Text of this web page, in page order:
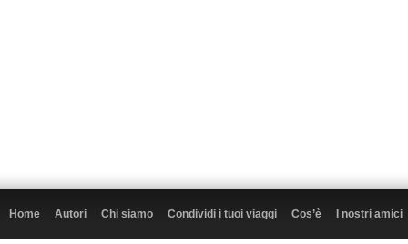
Home Autori Chi siamo Condividi i tuoi viaggi Cos’è I nostri amici